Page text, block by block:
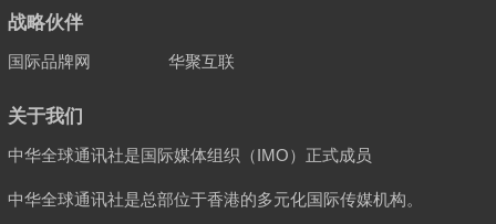
战略伙伴
国际品牌网 华聚互联
关于我们
中华全球通讯社是国际媒体组织（IMO）正式成员
中华全球通讯社是总部位于香港的多元化国际传媒机构。